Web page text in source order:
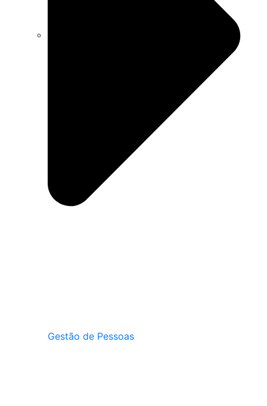
Gestão de Pessoas